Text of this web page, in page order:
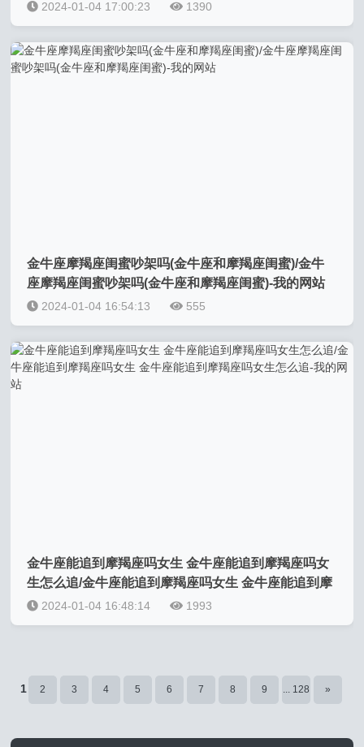
2024-01-04 17:00:23 1390
金牛座摩羯座闺蜜吵架吗(金牛座和摩羯座闺蜜)/金牛
座摩羯座闺蜜吵架吗(金牛座和摩羯座闺蜜)-我的网站
2024-01-04 16:54:13 555
金牛座能追到摩羯座吗女生 金牛座能追到摩羯座吗女
生怎么追/金牛座能追到摩羯座吗女生 金牛座能追到摩
羯座吗女生怎么追-我的网站
2024-01-04 16:48:14 1993
1 2 3 4 5 6 7 8 9 ... 128 »